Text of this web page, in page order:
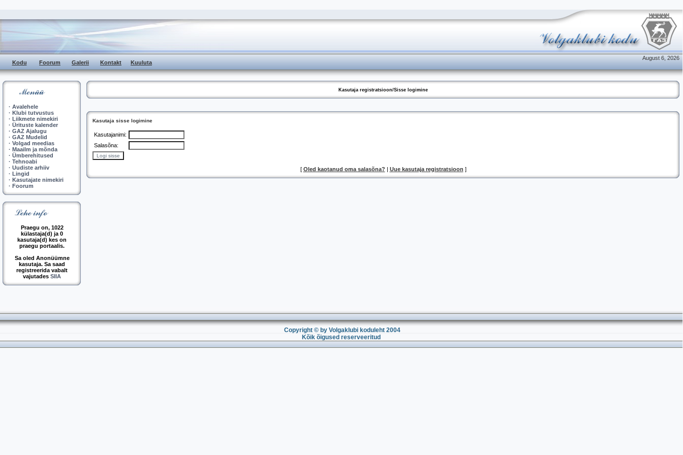
Kodu Foorum Galerii Kontakt Kuuluta
August 6, 2026
· Avalehele
· Klubi tutvustus
· Liikmete nimekiri
· Ürituste kalender
· GAZ Ajalugu
· GAZ Mudelid
· Volgad meedias
· Maailm ja mõnda
· Ümberehitused
· Tehnoabi
· Uudiste arhiiv
· Lingid
· Kasutajate nimekiri
· Foorum
Praegu on, 1022
külastaja(d) ja 0
kasutaja(d) kes on
praegu portaalis.
Sa oled Anonüümne
kasutaja. Sa saad
registreerida vabalt
vajutades SIIA
Kasutaja registratsioon/Sisse logimine
Kasutaja sisse logimine
Kasutajanimi:
Salasõna:
[ Oled kaotanud oma salasõna? | Uue kasutaja registratsioon ]
Copyright © by Volgaklubi koduleht 2004
Kõik õigused reserveeritud